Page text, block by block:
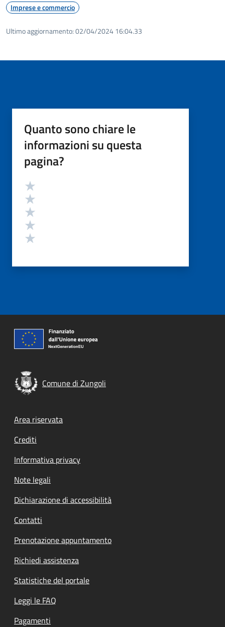
Imprese e commercio
Ultimo aggiornamento:02/04/2024 16:04.33
Quanto sono chiare le
informazioni su questa
pagina?
Valutazione
Comune di Zungoli
Footer menu
Area riservata
Crediti
Informativa privacy
Note legali
Dichiarazione di accessibilità
Contatti
Prenotazione appuntamento
Richiedi assistenza
Statistiche del portale
Leggi le FAQ
Pagamenti